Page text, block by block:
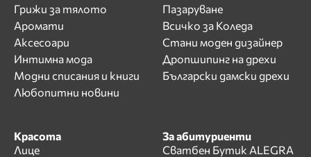
Грижи за тялото
Аромати
Аксесоари
Интимна мода
Модни списания и книги
Любопитни новини
Пазаруване
Всичко за Коледа
Стани моден дизайнер
Дропшипинг на дрехи
Български дамски дрехи
Красота
Лице
За абитуриенти
Сватбен Бутик ALEGRA